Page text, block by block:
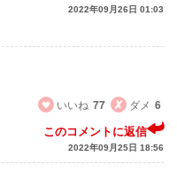
2022年09月26日 01:03
いいね 77 ダメ 6
このコメントに返信
2022年09月25日 18:56